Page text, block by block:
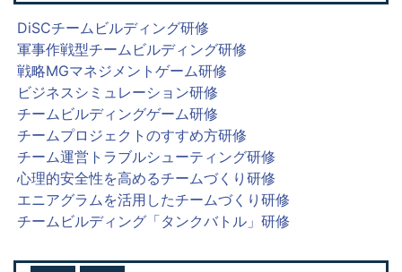
DiSCチームビルディング研修
軍事作戦型チームビルディング研修
戦略MGマネジメントゲーム研修
ビジネスシミュレーション研修
チームビルディングゲーム研修
チームプロジェクトのすすめ方研修
チーム運営トラブルシューティング研修
心理的安全性を高めるチームづくり研修
エニアグラムを活用したチームづくり研修
チームビルディング「タンクバトル」研修